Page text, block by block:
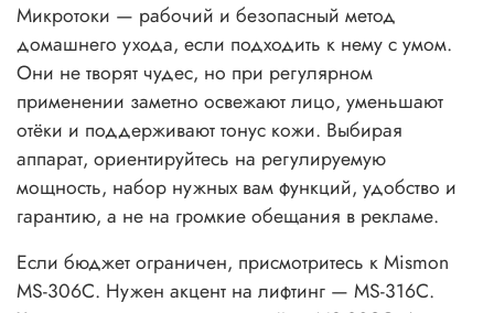
Микротоки — рабочий и безопасный метод
домашнего ухода, если подходить к нему с умом.
Они не творят чудес, но при регулярном
применении заметно освежают лицо, уменьшают
отёки и поддерживают тонус кожи. Выбирая
аппарат, ориентируйтесь на регулируемую
мощность, набор нужных вам функций, удобство и
гарантию, а не на громкие обещания в рекламе.
Если бюджет ограничен, присмотритесь к Mismon
MS-306C. Нужен акцент на лифтинг — MS-316C.